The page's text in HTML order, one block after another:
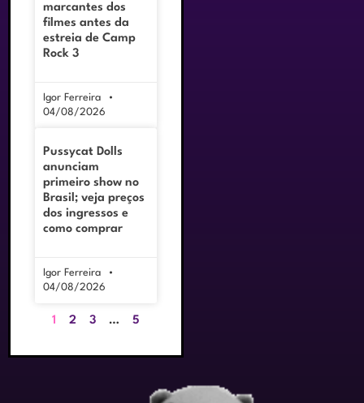
marcantes dos
filmes antes da
estreia de Camp
Rock 3
Igor Ferreira
04/08/2026
Pussycat Dolls
anunciam
primeiro show no
Brasil; veja preços
dos ingressos e
como comprar
Igor Ferreira
04/08/2026
1 2 3 … 5